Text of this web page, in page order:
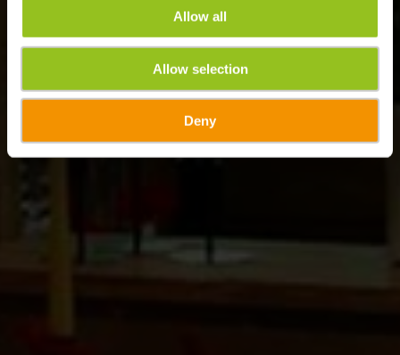
Allow all
Allow selection
Deny